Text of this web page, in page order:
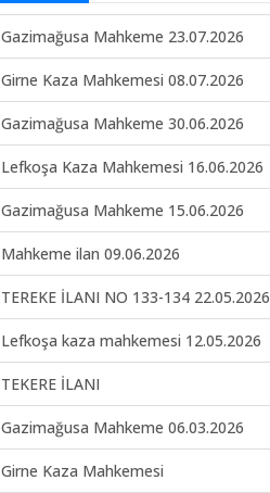
Gazimağusa Mahkeme 23.07.2026
Girne Kaza Mahkemesi 08.07.2026
Gazimağusa Mahkeme 30.06.2026
Lefkoşa Kaza Mahkemesi 16.06.2026
Gazimağusa Mahkeme 15.06.2026
Mahkeme ilan 09.06.2026
TEREKE İLANI NO 133-134 22.05.2026
Lefkoşa kaza mahkemesi 12.05.2026
TEKERE İLANI
Gazimağusa Mahkeme 06.03.2026
Girne Kaza Mahkemesi